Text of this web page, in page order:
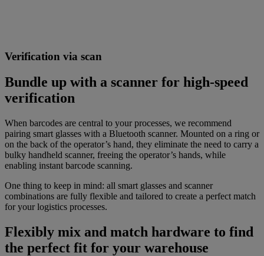
Verification via scan
Bundle up with a scanner for high-speed
verification
When barcodes are central to your processes, we recommend
pairing smart glasses with a Bluetooth scanner. Mounted on a ring or
on the back of the operator’s hand, they eliminate the need to carry a
bulky handheld scanner, freeing the operator’s hands, while
enabling instant barcode scanning.
One thing to keep in mind: all smart glasses and scanner
combinations are fully flexible and tailored to create a perfect match
for your logistics processes.
Flexibly mix and match hardware to find
the perfect fit for your warehouse